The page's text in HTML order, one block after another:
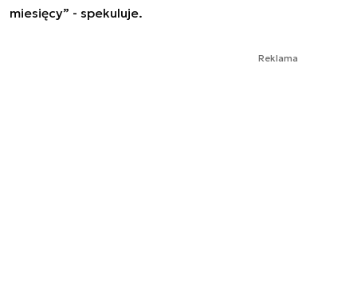
miesięcy” - spekuluje.
Reklama